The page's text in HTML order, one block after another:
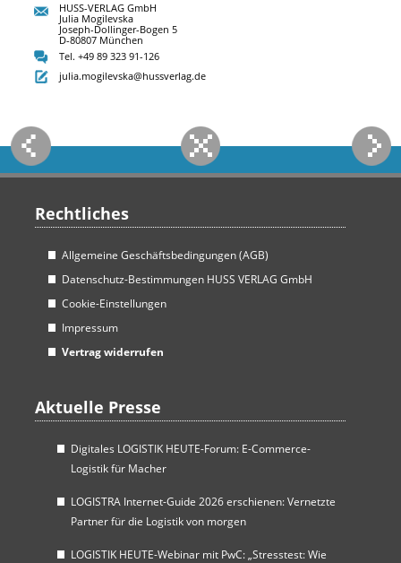
HUSS-VERLAG GmbH
Julia Mogilevska
Joseph-Dollinger-Bogen 5
D-80807 München
Tel. +49 89 323 91-126
julia.mogilevska@hussverlag.de
Rechtliches
Allgemeine Geschäftsbedingungen (AGB)
Datenschutz-Bestimmungen HUSS VERLAG GmbH
Cookie-Einstellungen
Impressum
Vertrag widerrufen
Aktuelle Presse
Digitales LOGISTIK HEUTE-Forum: E-Commerce-
Logistik für Macher
LOGISTRA Internet-Guide 2026 erschienen: Vernetzte
Partner für die Logistik von morgen
LOGISTIK HEUTE-Webinar mit PwC: „Stresstest: Wie